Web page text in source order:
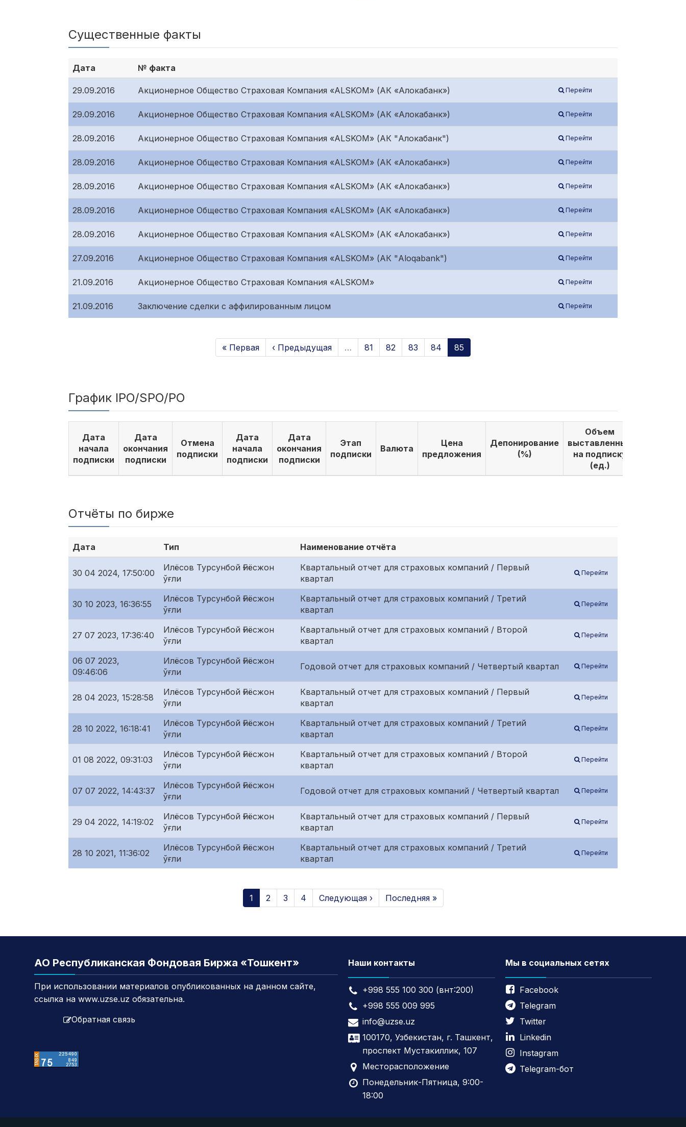
Существенные факты
Дата № факта
29.09.2016 Акционерное Общество Страховая Компания «ALSKOM» (АК «Алокабанк») Перейти
29.09.2016 Акционерное Общество Страховая Компания «ALSKOM» (АК «Алокабанк») Перейти
28.09.2016 Акционерное Общество Страховая Компания «ALSKOM» (АК "Алокабанк") Перейти
28.09.2016 Акционерное Общество Страховая Компания «ALSKOM» (АК «Алокабанк») Перейти
28.09.2016 Акционерное Общество Страховая Компания «ALSKOM» (АК «Алокабанк») Перейти
28.09.2016 Акционерное Общество Страховая Компания «ALSKOM» (АК «Алокабанк») Перейти
28.09.2016 Акционерное Общество Страховая Компания «ALSKOM» (АК «Алокабанк») Перейти
27.09.2016 Акционерное Общество Страховая Компания «ALSKOM» (АК "Aloqabank") Перейти
21.09.2016 Акционерное Общество Страховая Компания «ALSKOM» Перейти
21.09.2016 Заключение сделки с аффилированным лицом Перейти
« Первая ‹ Предыдущая … 81 82 83 84 85
График IPO/SPO/PO
Дата
начала
подписки
Дата
окончания
подписки
Отмена
подписки
Дата
начала
подписки
Дата
окончания
подписки
Этап
подписки
Валюта
Цена
предложения
Депонирование
(%)
Объем
выставленных
на подписку
(ед.)
Отчёты по бирже
Дата Тип Наименование отчёта
30 04 2024, 17:50:00
Илёсов Турсунбой Ғиёсжон
ўғли
Квартальный отчет для страховых компаний / Первый
квартал
Перейти
30 10 2023, 16:36:55
Илёсов Турсунбой Ғиёсжон
ўғли
Квартальный отчет для страховых компаний / Третий
квартал
Перейти
27 07 2023, 17:36:40
Илёсов Турсунбой Ғиёсжон
ўғли
Квартальный отчет для страховых компаний / Второй
квартал
Перейти
06 07 2023,
09:46:06
Илёсов Турсунбой Ғиёсжон
ўғли
Годовой отчет для страховых компаний / Четвертый квартал Перейти
28 04 2023, 15:28:58
Илёсов Турсунбой Ғиёсжон
ўғли
Квартальный отчет для страховых компаний / Первый
квартал
Перейти
28 10 2022, 16:18:41
Илёсов Турсунбой Ғиёсжон
ўғли
Квартальный отчет для страховых компаний / Третий
квартал
Перейти
01 08 2022, 09:31:03
Илёсов Турсунбой Ғиёсжон
ўғли
Квартальный отчет для страховых компаний / Второй
квартал
Перейти
07 07 2022, 14:43:37
Илёсов Турсунбой Ғиёсжон
ўғли
Годовой отчет для страховых компаний / Четвертый квартал Перейти
29 04 2022, 14:19:02
Илёсов Турсунбой Ғиёсжон
ўғли
Квартальный отчет для страховых компаний / Первый
квартал
Перейти
28 10 2021, 11:36:02
Илёсов Турсунбой Ғиёсжон
ўғли
Квартальный отчет для страховых компаний / Третий
квартал
Перейти
1 2 3 4 Следующая › Последняя »
АО Республиканская Фондовая Биржа «Тошкент»
При использовании материалов опубликованных на данном сайте,
ссылка на www.uzse.uz обязательна.
Обратная связь
Наши контакты
+998 555 100 300 (внт:200)
+998 555 009 995
info@uzse.uz
100170, Узбекистан, г. Ташкент,
проспект Мустакиллик, 107
Месторасположение
Понедельник-Пятница, 9:00-
18:00
Мы в социальных сетях
Facebook
Telegram
Twitter
Linkedin
Instagram
Telegram-бот